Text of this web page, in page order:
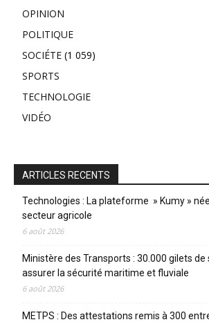
OPINION
POLITIQUE
SOCIÉTE (1 059)
SPORTS
TECHNOLOGIE
VIDÉO
ARTICLES RECENTS
Technologies : La plateforme » Kumy »
secteur agricole
6 août 2026
Ministère des Transports : 30.000 gilets
assurer la sécurité maritime et fluviale
6 août 2026
METPS : Des attestations remis à 300